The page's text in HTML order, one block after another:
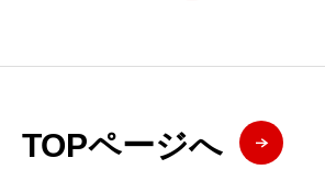
TOPページへ